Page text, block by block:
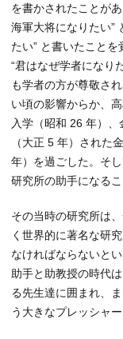
を書かされたことが
海軍大将になりたい”
たい” と書いたこと
“君はなぜ学者になり
も学者の方が尊敬さ
い頃の影響からか、
入学（昭和 26 年）
（大正 5 年）された
年）を過ごした。そ
研究所の助手になるこ
その当時の研究所は
く世界的に著名な研
なければならないと
助手と助教授の時代
る先生達に囲まれ、
う大きなプレッシャ